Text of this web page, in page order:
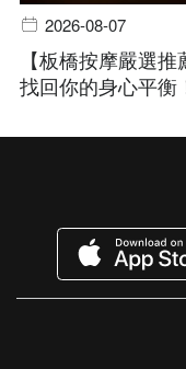
2026-08-07
【板橋按摩嚴選
找回你的身心平衡